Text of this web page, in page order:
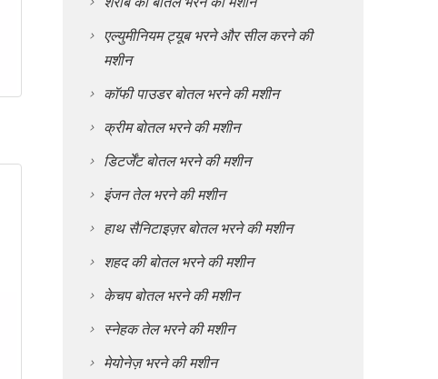
एल्युमीनियम ट्यूब भरने और सील करने की
मशीन
कॉफी पाउडर बोतल भरने की मशीन
क्रीम बोतल भरने की मशीन
डिटर्जेंट बोतल भरने की मशीन
इंजन तेल भरने की मशीन
हाथ सैनिटाइज़र बोतल भरने की मशीन
शहद की बोतल भरने की मशीन
केचप बोतल भरने की मशीन
स्नेहक तेल भरने की मशीन
मेयोनेज़ भरने की मशीन